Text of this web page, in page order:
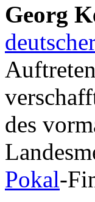
Georg
des
Pokal-